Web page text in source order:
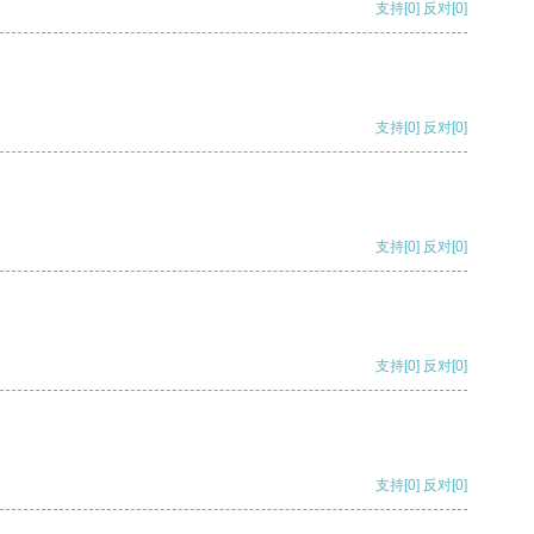
支持[0] 反对[0]
支持[0] 反对[0]
支持[0] 反对[0]
支持[0] 反对[0]
支持[0] 反对[0]